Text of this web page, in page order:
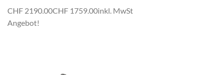
CHF 2190.00CHF 1759.00inkl. MwSt
Angebot!